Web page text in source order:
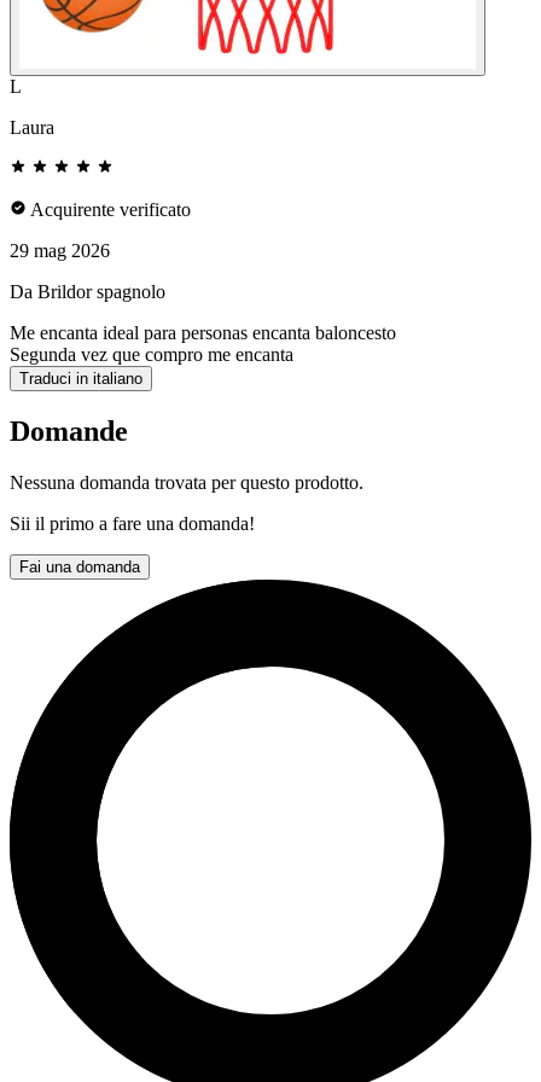
L
Laura
Acquirente verificato
29 mag 2026
Da Brildor spagnolo
Me encanta ideal para personas encanta baloncesto
Segunda vez que compro me encanta
Traduci in italiano
Domande
Nessuna domanda trovata per questo prodotto.
Sii il primo a fare una domanda!
Fai una domanda